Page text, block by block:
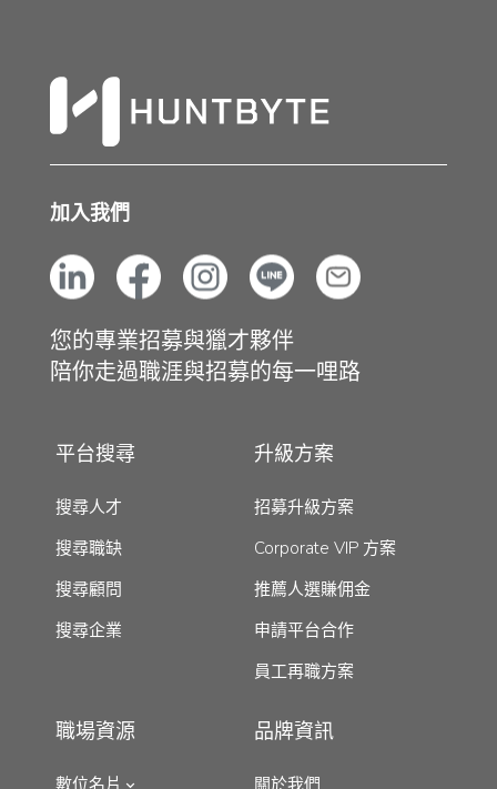
加入我們
您的專業招募與獵才夥伴
陪你走過職涯與招募的每一哩路
平台搜尋
搜尋人才
搜尋職缺
搜尋顧問
搜尋企業
升級方案
招募升級方案
Corporate VIP 方案
推薦人選賺佣金
申請平台合作
員工再職方案
職場資源
數位名片
品牌資訊
關於我們